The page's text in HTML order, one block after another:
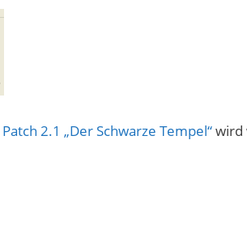
Patch 2.1 „Der Schwarze Tempel“wird